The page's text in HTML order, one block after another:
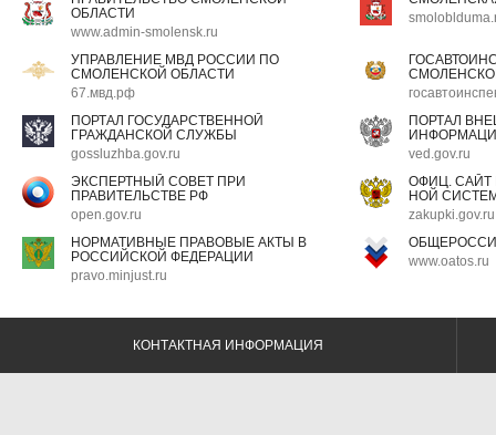
ОБЛАСТИ
www.admin-smolensk.ru
УПРАВЛЕНИЕ МВД РОССИИ ПО
СМОЛЕНСКОЙ ОБЛАСТИ
67.мвд.рф
ПОРТАЛ ГОСУДАРСТВЕННОЙ
ГРАЖДАНСКОЙ СЛУЖБЫ
gossluzhba.gov.ru
ПОРТАЛ
ved.gov.ru
ЭКСПЕРТНЫЙ СОВЕТ ПРИ
ПРАВИТЕЛЬСТВЕ РФ
open.gov.ru
ОФИЦ.
НОЙ
zakupki.gov.ru
НОРМАТИВНЫЕ ПРАВОВЫЕ АКТЫ В
РОССИЙСКОЙ ФЕДЕРАЦИИ
pravo.minjust.ru
www.oatos.ru
КОНТАКТНАЯ ИНФОРМАЦИЯ